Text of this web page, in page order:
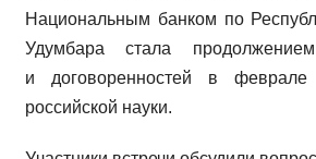
Национальным банком по
Удумбара стала продолжением
и договоренностей в
российской науки.